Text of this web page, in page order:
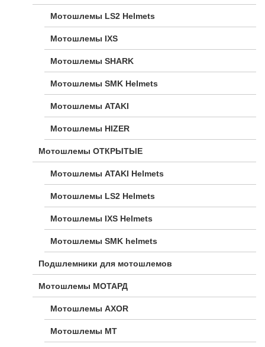
Мотошлемы LS2 Helmets
Мотошлемы IXS
Мотошлемы SHARK
Мотошлемы SMK Helmets
Мотошлемы ATAKI
Мотошлемы HIZER
Мотошлемы ОТКРЫТЫЕ
Мотошлемы ATAKI Helmets
Мотошлемы LS2 Helmets
Мотошлемы IXS Helmets
Мотошлемы SMK helmets
Подшлемники для мотошлемов
Мотошлемы МОТАРД
Мотошлемы AXOR
Мотошлемы MT